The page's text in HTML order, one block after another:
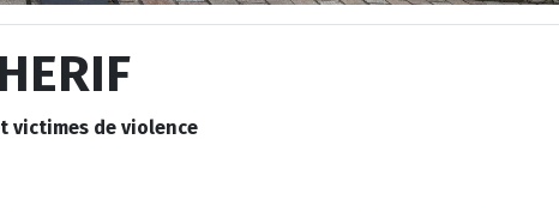
victimes de violence